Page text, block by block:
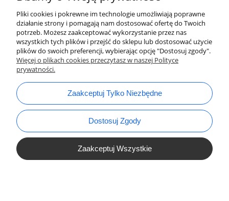
bok@ArtykulyDlaPlastykow.pl
tel.:733 012 789
Pliki cookies i pokrewne im technologie umożliwiają poprawne
działanie strony i pomagają nam dostosować ofertę do Twoich
potrzeb. Możesz zaakceptować wykorzystanie przez nas
wszystkich tych plików i przejść do sklepu lub dostosować użycie
plików do swoich preferencji, wybierając opcję "Dostosuj zgody".
Więcej o plikach cookies przeczytasz w naszej Polityce
prywatności.
Zaakceptuj Tylko Niezbędne
Dostosuj Zgody
Zaakceptuj Wszystkie